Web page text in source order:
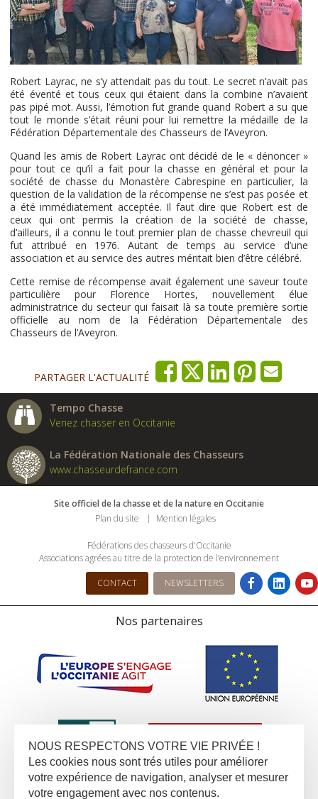
Robert Layrac, ne s’y attendait pas du tout. Le secret n’avait pas
été éventé et tous ceux qui étaient dans la combine n’avaient
pas pipé mot. Aussi, l’émotion fut grande quand Robert a su que
tout le monde s’était réuni pour lui remettre la médaille de la
Fédération Départementale des Chasseurs de l’Aveyron.
Quand les amis de Robert Layrac ont décidé de le « dénoncer »
pour tout ce qu’il a fait pour la chasse en général et pour la
société de chasse du Monastère Cabrespine en particulier, la
question de la validation de la récompense ne s’est pas posée et
a été immédiatement acceptée. Il faut dire que Robert est de
ceux qui ont permis la création de la société de chasse,
d’ailleurs, il a connu le tout premier plan de chasse chevreuil qui
fut attribué en 1976. Autant de temps au service d’une
association et au service des autres méritait bien d’être célébré.
Cette remise de récompense avait également une saveur toute
particulière pour Florence Hortes, nouvellement élue
administratrice du secteur qui faisait là sa toute première sortie
officielle au nom de la Fédération Départementale des
Chasseurs de l’Aveyron.
PARTAGER L'ACTUALITÉ
Tempo Chasse
Venez chasser en Occitanie
La Fédération Nationale des Chasseurs
www.chasseurdefrance.com
Site officiel de la chasse et de la nature en Occitanie
Plan du site
Mention légales
Fédérations des chasseurs d'Occitanie
Associations agrées au titre de la protection de l’environnement
CONTACT NEWSLETTERS
Nos partenaires
NOUS RESPECTONS VOTRE VIE PRIVÉE !
Les cookies nous sont trés utiles pour améliorer
votre expérience de navigation, analyser et mesurer
votre engagement avec nos contenus.